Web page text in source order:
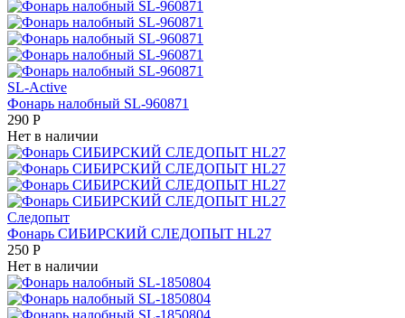
SL-Active
Фонарь налобный SL-960871
290 Р
Нет в наличии
Следопыт
Фонарь СИБИРСКИЙ СЛЕДОПЫТ HL27
250 Р
Нет в наличии